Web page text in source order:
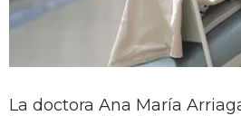
La doctora Ana María